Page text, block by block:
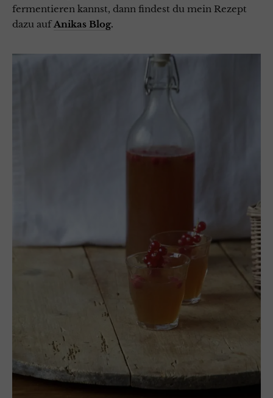
fermentieren kannst, dann findest du mein Rezept
dazu aufAnikas Blog.